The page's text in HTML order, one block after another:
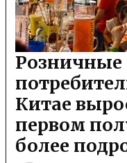
Китае
первом
более